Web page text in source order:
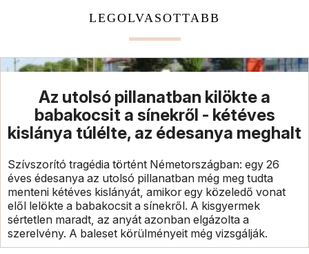
LEGOLVASOTTABB
Az utolsó pillanatban kilökte a
babakocsit a sínekről - kétéves
kislánya túlélte, az édesanya meghalt
Szívszorító tragédia történt Németországban: egy 26
éves édesanya az utolsó pillanatban még meg tudta
menteni kétéves kislányát, amikor egy közeledő vonat
elől lelökte a babakocsit a sínekről. A kisgyermek
sértetlen maradt, az anyát azonban elgázolta a
szerelvény. A baleset körülményeit még vizsgálják.